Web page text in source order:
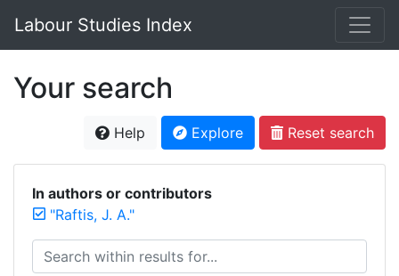
Labour Studies Index
Your search
Help Explore Reset search
In authors or contributors
"Raftis, J. A."
Search within results for...